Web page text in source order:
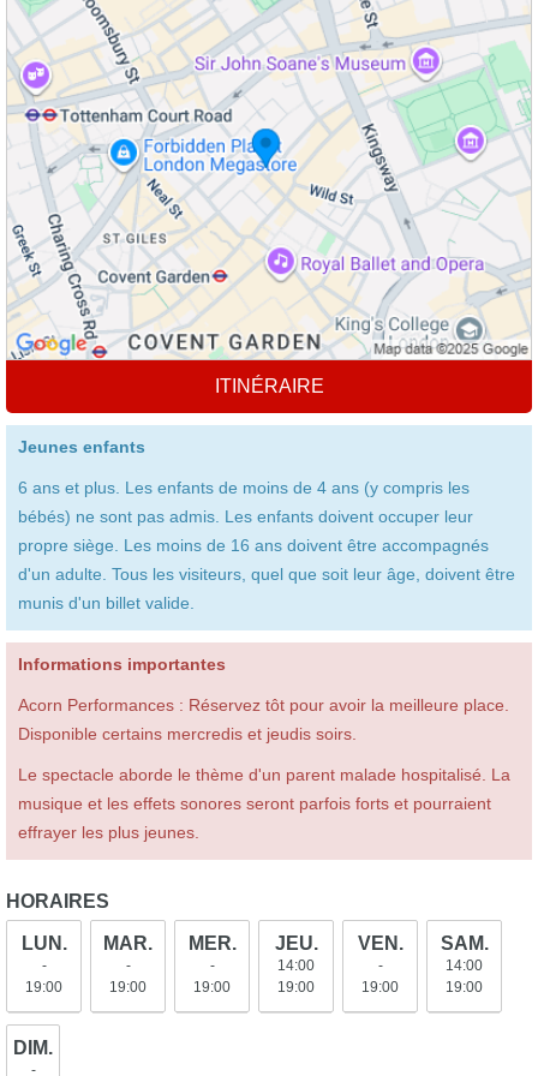
ITINÉRAIRE
Jeunes enfants
6 ans et plus. Les enfants de moins de 4 ans (y compris les
bébés) ne sont pas admis. Les enfants doivent occuper leur
propre siège. Les moins de 16 ans doivent être accompagnés
d'un adulte. Tous les visiteurs, quel que soit leur âge, doivent être
munis d'un billet valide.
Informations importantes
Acorn Performances : Réservez tôt pour avoir la meilleure place.
Disponible certains mercredis et jeudis soirs.
Le spectacle aborde le thème d'un parent malade hospitalisé. La
musique et les effets sonores seront parfois forts et pourraient
effrayer les plus jeunes.
HORAIRES
LUN.
-
19:00
MAR.
-
19:00
MER.
-
19:00
JEU.
14:00
19:00
VEN.
-
19:00
SAM.
14:00
19:00
DIM.
-